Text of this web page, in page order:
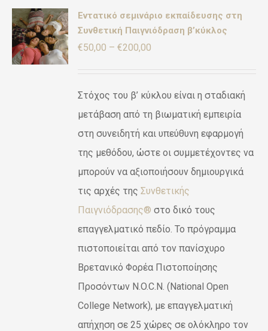
Εντατικό σεμινάριο εκπαίδευσης στη
Συνθετική Παιγνιόδραση β’κύκλος
€50,00 – €200,00
€200,00
Στόχος του β’ κύκλου είναι η σταδιακή
μετάβαση από τη βιωματική εμπειρία
στη συνειδητή και υπεύθυνη εφαρμογή
της μεθόδου, ώστε οι συμμετέχοντες να
μπορούν να αξιοποιήσουν δημιουργικά
τις αρχές τηςΣυνθετικής
Παιγνιόδρασης® στο δικό τους
επαγγελματικό πεδίο. Το πρόγραμμα
πιστοποιείται από τον πανίσχυρο
Βρετανικό Φορέα Πιστοποίησης
Προσόντων N.O.C.N. (National Open
College Network), με επαγγελματική
απήχηση σε 25 χώρες σε ολόκληρο τον